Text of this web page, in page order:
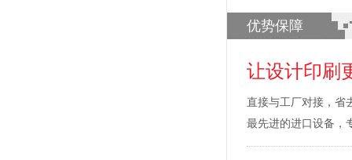
优势保障
让设计印刷
直接与工厂对接，省
最先进的进口设备，